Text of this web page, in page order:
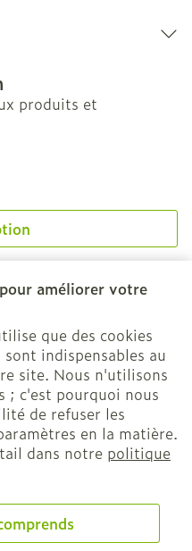
améliorer votre
que des cookies
indispensables au
site. Nous n'utilisons
; c'est pourquoi nous
de refuser les
en la matière.
dans notre politique
produits et
abonnez à notre
de confidentialité